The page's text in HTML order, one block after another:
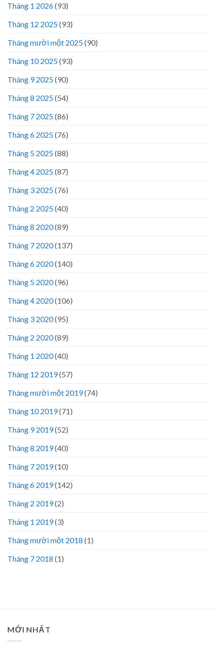
Tháng 1 2026(93)
Tháng 12 2025(93)
Tháng mười một 2025(90)
Tháng 10 2025(93)
Tháng 9 2025(90)
Tháng 8 2025(54)
Tháng 7 2025(86)
Tháng 6 2025(76)
Tháng 5 2025(88)
Tháng 4 2025(87)
Tháng 3 2025(76)
Tháng 2 2025(40)
Tháng 8 2020(89)
Tháng 7 2020(137)
Tháng 6 2020(140)
Tháng 5 2020(96)
Tháng 4 2020(106)
Tháng 3 2020(95)
Tháng 2 2020(89)
Tháng 1 2020(40)
Tháng 12 2019(57)
Tháng mười một 2019(74)
Tháng 10 2019(71)
Tháng 9 2019(52)
Tháng 8 2019(40)
Tháng 7 2019(10)
Tháng 6 2019(142)
Tháng 2 2019(2)
Tháng 1 2019(3)
Tháng mười một 2018 (1)
Tháng 7 2018 (1)
MỚI NHẤT